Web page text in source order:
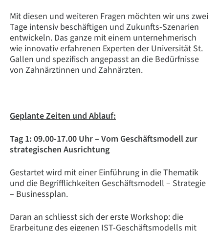
Mit diesen und weiteren Fragen möchten wir uns zwei
Tage intensiv beschäftigen und Zukunfts-Szenarien
entwickeln. Das ganze mit einem unternehmerisch
wie innovativ erfahrenen Experten der Universität St.
Gallen und spezifisch angepasst an die Bedürfnisse
von Zahnärztinnen und Zahnärzten.
Geplante Zeiten und Ablauf:
Tag 1: 09.00-17.00 Uhr – Vom Geschäftsmodell zur
strategischen Ausrichtung
Gestartet wird mit einer Einführung in die Thematik
und die Begrifflichkeiten Geschäftsmodell – Strategie
– Businessplan.
Daran an schliesst sich der erste Workshop: die
Erarbeitung des eigenen IST-Geschäftsmodells mit